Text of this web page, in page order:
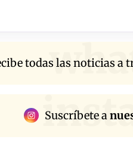
todas las noticias a
Suscríbete a